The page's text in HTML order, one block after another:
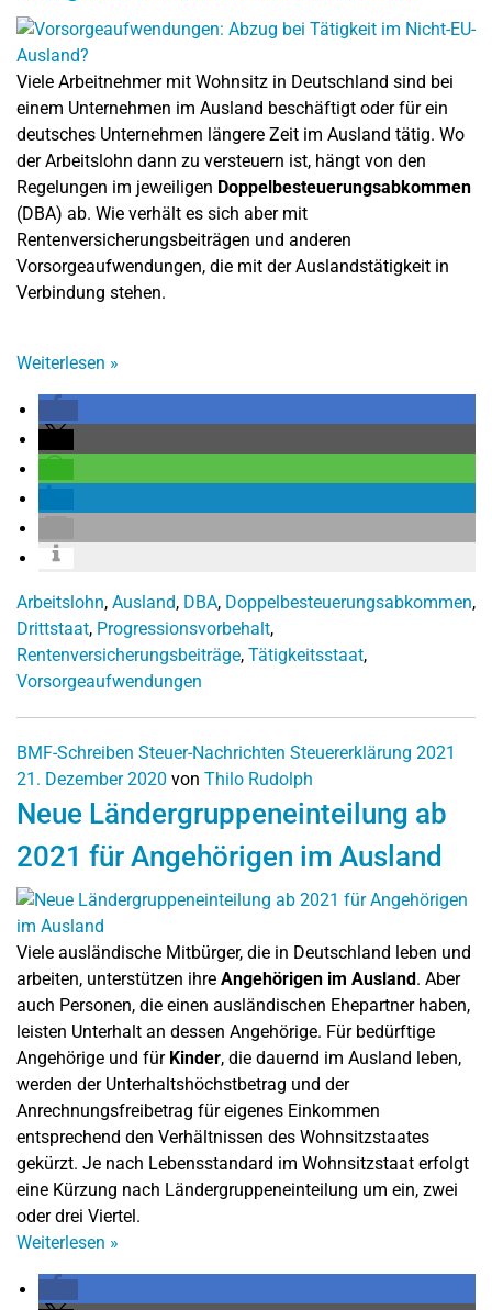
Viele Arbeitnehmer mit Wohnsitz in Deutschland sind bei
einem Unternehmen im Ausland beschäftigt oder für ein
deutsches Unternehmen längere Zeit im Ausland tätig. Wo
der Arbeitslohn dann zu versteuern ist, hängt von den
Regelungen im jeweiligen Doppelbesteuerungsabkommen
(DBA) ab. Wie verhält es sich aber mit
Rentenversicherungsbeiträgen und anderen
Vorsorgeaufwendungen, die mit der Auslandstätigkeit in
Verbindung stehen.
Weiterlesen »
Arbeitslohn, Ausland, DBA, Doppelbesteuerungsabkommen,
Drittstaat, Progressionsvorbehalt,
Rentenversicherungsbeiträge, Tätigkeitsstaat,
Vorsorgeaufwendungen
BMF-Schreiben Steuer-Nachrichten Steuererklärung 2021
21. Dezember 2020 von Thilo Rudolph
Neue Ländergruppeneinteilung ab
2021 für Angehörigen im Ausland
Viele ausländische Mitbürger, die in Deutschland leben und
arbeiten, unterstützen ihre Angehörigen im Ausland. Aber
auch Personen, die einen ausländischen Ehepartner haben,
leisten Unterhalt an dessen Angehörige. Für bedürftige
Angehörige und für Kinder, die dauernd im Ausland leben,
werden der Unterhaltshöchstbetrag und der
Anrechnungsfreibetrag für eigenes Einkommen
entsprechend den Verhältnissen des Wohnsitzstaates
gekürzt. Je nach Lebensstandard im Wohnsitzstaat erfolgt
eine Kürzung nach Ländergruppeneinteilung um ein, zwei
oder drei Viertel.
Weiterlesen »